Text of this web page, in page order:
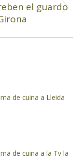
el guardo
de cuina a Lleida
de cuina a la Tv la